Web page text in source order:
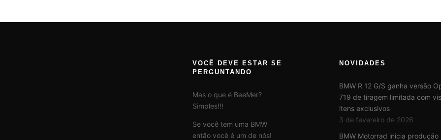
VOCÊ DEVE ESTAR SE
PERGUNTANDO
Mas o que é BeeMer?
Simples!!!
Se você tem uma BMW
então você é um de nós!
NOVIDADES
BMW R 12 G/S ganha versão
719 de tiragem limitada com
itens exclusivos
3 de fevereiro de 2026
BMW Motorrad inicia produção